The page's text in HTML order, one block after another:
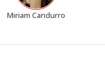
Miriam Candurro